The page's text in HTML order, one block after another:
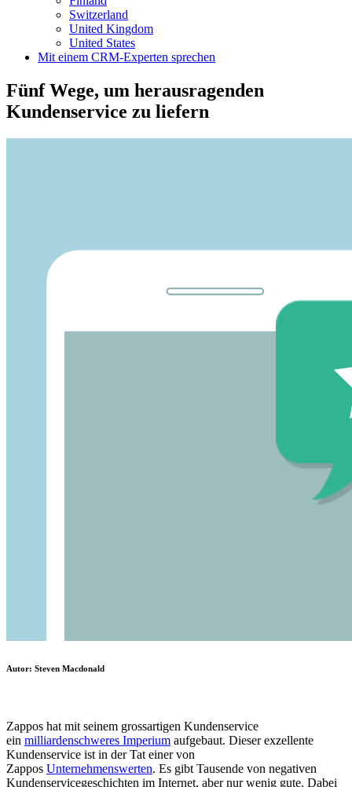
Switzerland
United Kingdom
United States
Mit einem CRM-Experten sprechen
Fünf Wege, um herausragenden
Kundenservice zu liefern
Autor: Steven Macdonald
Zappos hat mit seinem grossartigen Kundenservice
ein milliardenschweres Imperium aufgebaut. Dieser exzellente
Kundenservice ist in der Tat einer von
Zappos Unternehmenswerten. Es gibt Tausende von negativen
Kundenservicegeschichten im Internet, aber nur wenig gute. Dabei